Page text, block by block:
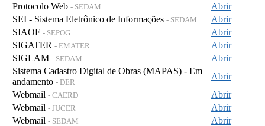
Protocolo Web - SEDAM
Abrir
SEI - Sistema Eletrônico de Informações - SEDAM
Abrir
SIAOF - SEPOG
Abrir
SIGATER - EMATER
Abrir
SIGLAM - SEDAM
Abrir
Sistema Cadastro Digital de Obras (MAPAS) - Em
andamento - DER
Abrir
Webmail - CAERD
Abrir
Webmail - JUCER
Abrir
Webmail - SEDAM Abrir